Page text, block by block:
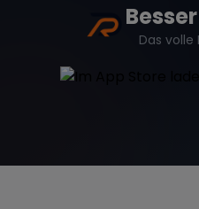
Das volle